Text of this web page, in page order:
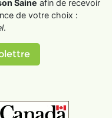
Saine afin de recevoir
de votre choix :
.